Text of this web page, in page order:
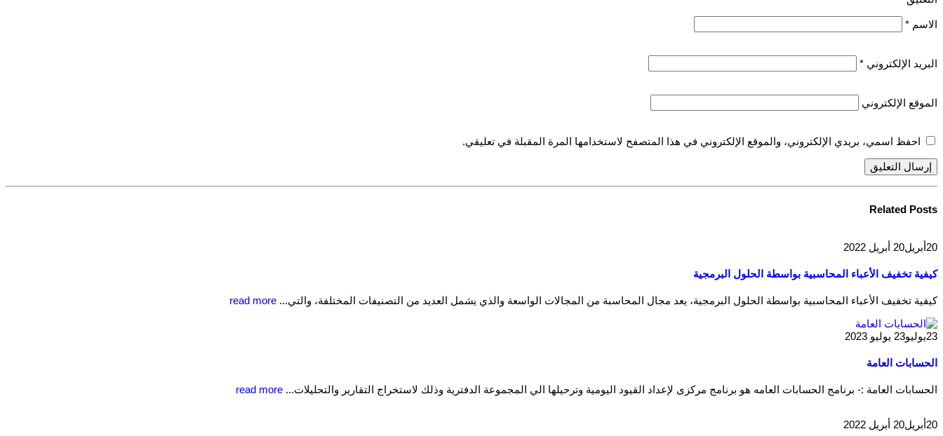
الاسم *
البريد الإلكتروني *
الموقع الإلكتروني
احفظ اسمي، بريدي الإلكتروني، والموقع الإلكتروني في هذا المتصفح لاستخدامها المرة المقبلة في تعليقي.
Related Posts
20أبريل20 أبريل 2022
كيفية تخفيف الأعباء المحاسبية بواسطة الحلول البرمجية
كيفية تخفيف الأعباء المحاسبية بواسطة الحلول البرمجية، يعد مجال المحاسبة من المجالات الواسعة والذي يشمل العديد من التصنيفات المختلفة، والتي... read more
23يوليو23 يوليو 2023
الحسابات العامة
الحسابات العامة :- برنامج الحسابات العامه هو برنامج مركزى لإعداد القيود اليومية وترحيلها الي المجموعة الدفترية وذلك لاستخراج التقارير والتحليلات... read more
20أبريل20 أبريل 2022